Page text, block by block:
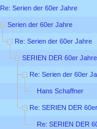
Re: Serien der 60er Jahre
Serien der 60er Jahre
Re: Serien der 60er Jahre
SERIEN DER 60er Jahre
Re: Serien der 60er
Hans Schaffner
Re: SERIEN DER
Re: SERIEN DER